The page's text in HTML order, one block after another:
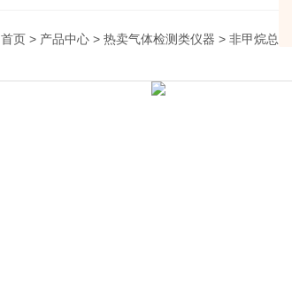
首页 > 产品中心 > 热卖气体检测类仪器 > 非甲烷总烃